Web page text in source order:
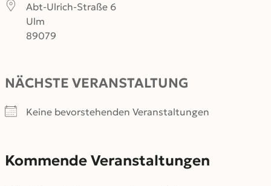
Abt-Ulrich-Straße 6
Ulm
89079
NÄCHSTE VERANSTALTUNG
Keine bevorstehenden Veranstaltungen
Kommende Veranstaltungen